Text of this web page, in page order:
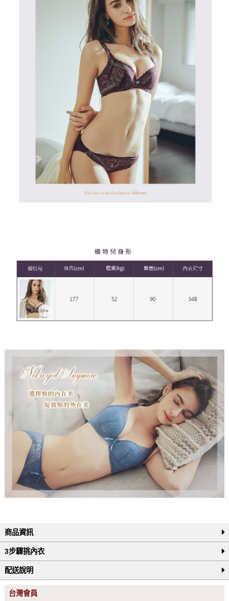
商品資訊
3步驟挑內衣
配送說明
台灣會員